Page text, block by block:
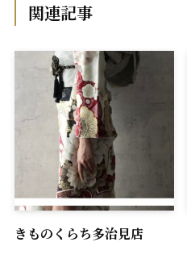
関連記事
きものくらち多治見店